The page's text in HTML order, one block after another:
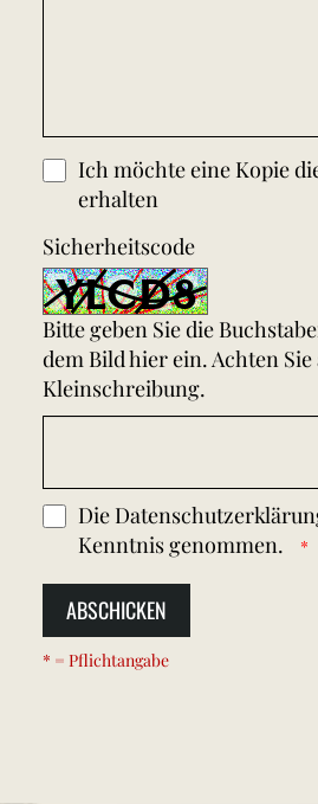
Ich möchte eine Kopie
erhalten
Sicherheitscode
Bitte geben Sie die
dem Bild hier ein. Achten
Kleinschreibung.
Die
Kenntnis genommen.
ABSCHICKEN
* = Pflichtangabe